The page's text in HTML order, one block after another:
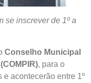
se inscrever de 1º a
Conselho Municipal
, para o
e acontecerão entre 1º